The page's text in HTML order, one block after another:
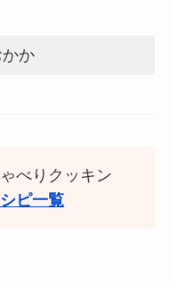
か
べりクッキン
ピ一覧